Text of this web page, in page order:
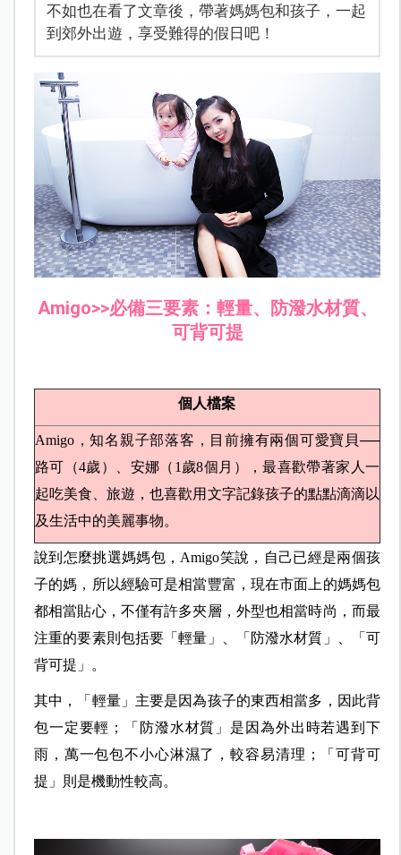
不如也在看了文章後，帶著媽媽包和孩子，一起
到郊外出遊，享受難得的假日吧！
Amigo>>必備三要素：輕量、防潑水材質、
可背可提
個人檔案
Amigo，知名親子部落客，目前擁有兩個可愛寶貝──
路可（4歲）、安娜（1歲8個月），最喜歡帶著家人一
起吃美食、旅遊，也喜歡用文字記錄孩子的點點滴滴以
及生活中的美麗事物。
說到怎麼挑選媽媽包，Amigo笑說，自己已經是兩個孩
子的媽，所以經驗可是相當豐富，現在市面上的媽媽包
都相當貼心，不僅有許多夾層，外型也相當時尚，而最
注重的要素則包括要「輕量」、「防潑水材質」、「可
背可提」。
其中，「輕量」主要是因為孩子的東西相當多，因此背
包一定要輕；「防潑水材質」是因為外出時若遇到下
雨，萬一包包不小心淋濕了，較容易清理；「可背可
提」則是機動性較高。